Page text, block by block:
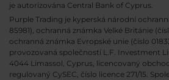
je autorizována Central Bank of Cyprus.
Purple Trading je kyperská národní
85981), ochranná známka Velké Británie
ochranná známka Evropské unie (číslo
provozovaná společností L.F. Investment
4044 Limassol, Cyprus, licencovaný
regulovaný CySEC, číslo licence 271/15.